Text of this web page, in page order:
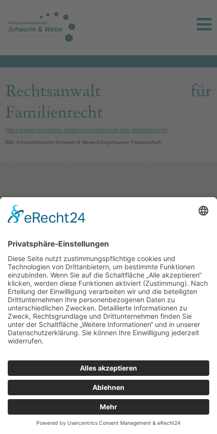
Rechtsanwalt für
Familienrecht
https://www.prontopro.de/blog/rechtsanwalt-fuer-familienrecht/
Bild: © Anwaltskanzlei Schwerin & Weise-Ettingshausen Partnerschaft